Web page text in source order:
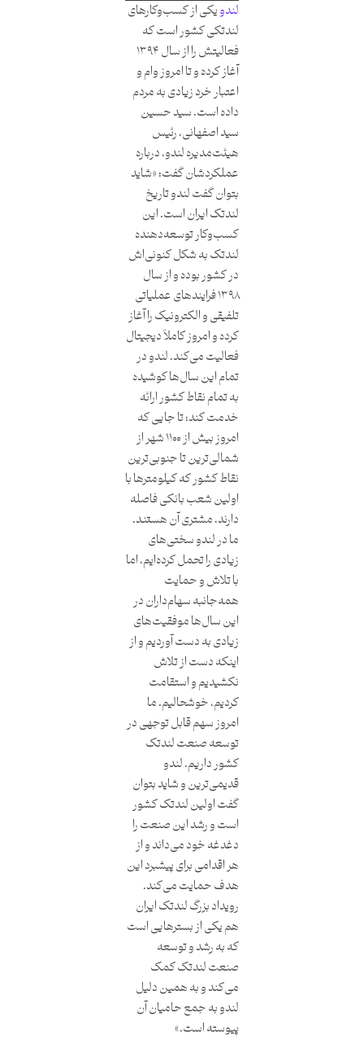
لندویکی از کسب‌وکارهای
لندتکی کشور است که
فعالیتش را از سال ۱۳۹۴
آغاز کرده و تا امروز وام و
اعتبار خرد زیادی به مردم
داده است. سید حسین
سید اصفهانی، رئیس
هیئت‌مدیره لندو، درباره
عملکردشان گفت: «شاید
بتوان گفت لندو تاریخ
لندتک ایران است. این
کسب‌وکار توسعه‌دهنده
لندتک به‌ شکل کنونی‌اش
در کشور بوده و از سال
۱۳۹۸ فرایندهای عملیاتی
تلفیقی و الکترونیک را آغاز
کرده و امروز کاملاً دیجیتال
فعالیت می‌کند. لندو در
تمام این سال‌ها کوشیده
به تمام نقاط کشور ارائه
خدمت کند؛ تا جایی که
امروز بیش از ۱۱۰۰ شهر از
شمالی‌ترین تا جنوبی‌ترین
نقاط کشور که کیلومترها با
اولین شعب بانکی فاصله
دارند، مشتری آن هستند.
ما در لندو سختی‌های
زیادی را تحمل کرده‌ایم، اما
با تلاش و حمایت
همه‌جانبه سهام‌داران در
این سال‌ها موفقیت‌های
زیادی به دست آوردیم و از
اینکه دست از تلاش
نکشیدیم و استقامت
کردیم، خوشحالیم. ما
امروز سهم قابل توجهی در
توسعه صنعت لندتک
کشور داریم. لندو
قدیمی‌ترین و شاید بتوان
گفت اولین لندتک کشور
است و رشد این صنعت را
دغدغه خود می‌داند و از
هر اقدامی برای پیشبرد این
هدف حمایت می‌کند.
رویداد بزرگ لندتک ایران
هم یکی از بسترهایی است
که به رشد و توسعه
صنعت لندتک کمک
می‌کند و به همین دلیل
لندو به جمع حامیان آن
پیوسته است.»